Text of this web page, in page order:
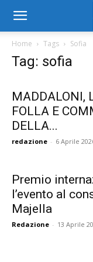
Home Tags Sofia
Tag: sofia
MADDALONI,
FOLLA E
DELLA...
redazione - 6 Aprile
Premio
l’evento al
Majella
Redazione - 13 Aprile